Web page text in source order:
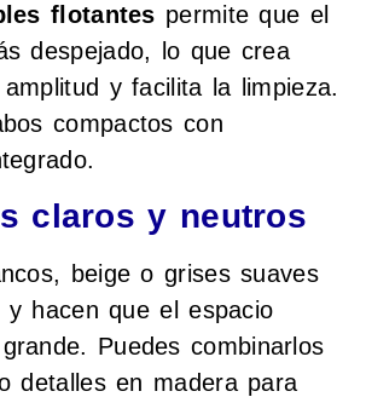
flotantes permite que el
despejado, lo que crea
y facilita la limpieza.
compactos con
claros y neutros
beige o grises suaves
y hacen que el espacio
Puedes combinarlos
detalles en madera para